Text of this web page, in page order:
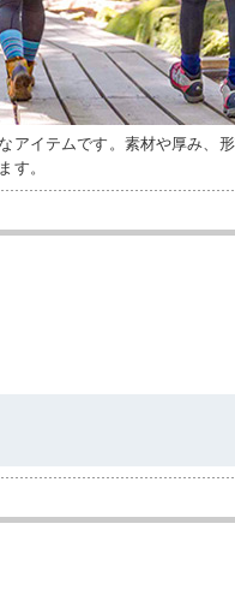
アイテムです。素材や厚み、
。